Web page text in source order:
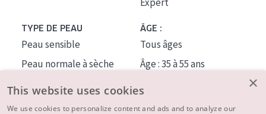
TYPE DE PEAU
Peau sensible
Peau normale à sèche
Peau mixte ou grasse
Peau mature
ÂGE :
Tous âges
Âge : 35 à 55 ans
×
This website uses cookies
We use cookies to personalize content and ads and to analyze our